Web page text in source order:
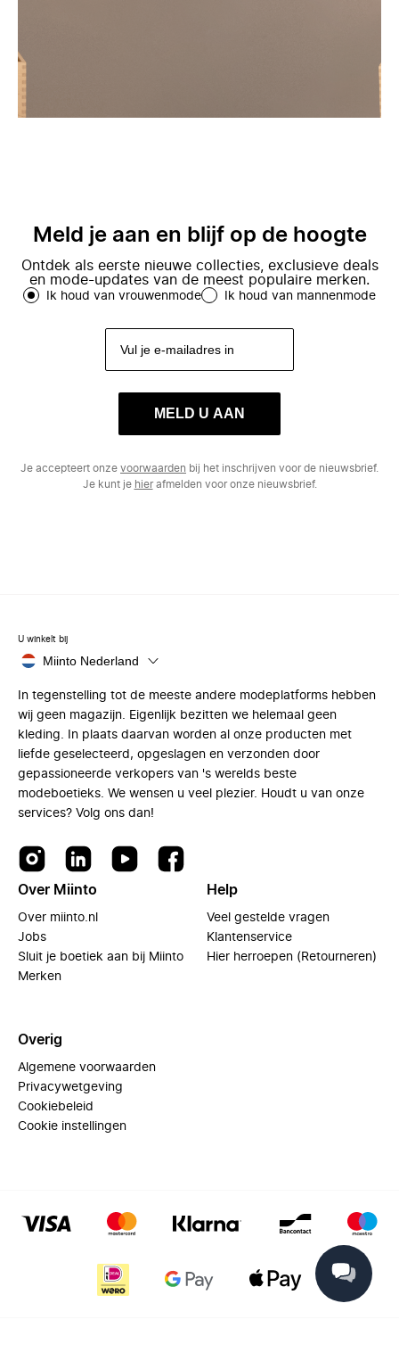
Meld je aan en blijf op de hoogte
Ontdek als eerste nieuwe collecties, exclusieve deals
en mode-updates van de meest populaire merken.
Ik houd van vrouwenmode Ik houd van mannenmode
MELD U AAN
Je accepteert onze voorwaarden bij het inschrijven voor de nieuwsbrief.
Je kunt je hierafmelden voor onze nieuwsbrief.
U winkelt bij
Miinto Nederland
In tegenstelling tot de meeste andere modeplatforms hebben
wij geen magazijn. Eigenlijk bezitten we helemaal geen
kleding. In plaats daarvan worden al onze producten met
liefde geselecteerd, opgeslagen en verzonden door
gepassioneerde verkopers van 's werelds beste
modeboetieks. We wensen u veel plezier. Houdt u van onze
services? Volg ons dan!
Over Miinto
Over miinto.nl
Jobs
Sluit je boetiek aan bij Miinto
Merken
Help
Veel gestelde vragen
Klantenservice
Hier herroepen (Retourneren)
Overig
Algemene voorwaarden
Privacywetgeving
Cookiebeleid
Cookie instellingen